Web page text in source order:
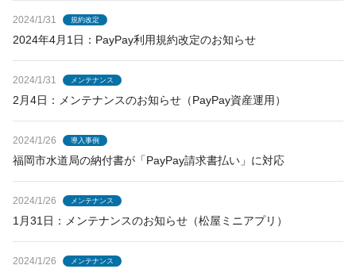
2024/1/31 規約改定
2024年4月1日：PayPay利用規約改定のお知らせ
2024/1/31 メンテナンス
2月4日：メンテナンスのお知らせ（PayPay資産運用）
2024/1/26 導入事例
福岡市水道局の納付書が「PayPay請求書払い」に対応
2024/1/26 メンテナンス
1月31日：メンテナンスのお知らせ（松屋ミニアプリ）
2024/1/26 メンテナンス